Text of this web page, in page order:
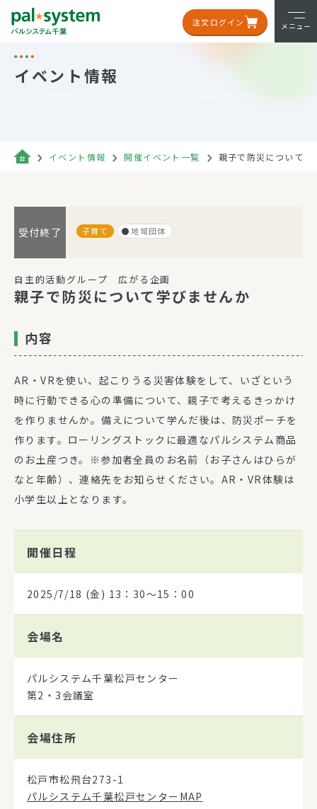
注文ログイン メニュー
イベント情報
イベント情報 開催イベント一覧 親子で防災について
受付終了 子育て 地域団体
自主的活動グループ 広がる企画
親子で防災について学びませんか
内容
AR・VRを使い、起こりうる災害体験をして、いざという
時に行動できる心の準備について、親子で考えるきっかけ
を作りませんか。備えについて学んだ後は、防災ポーチを
作ります。ローリングストックに最適なパルシステム商品
のお土産つき。※参加者全員のお名前（お子さんはひらが
なと年齢）、連絡先をお知らせください。AR・VR体験は
小学生以上となります。
開催日程
2025/7/18 (金) 13：30～15：00
会場名
パルシステム千葉松戸センター
第2・3会議室
会場住所
松戸市松飛台273-1
パルシステム千葉松戸センターMAP